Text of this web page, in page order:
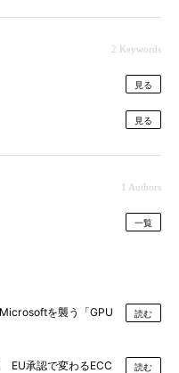
2 Keywords
見る
見る
1 Authors
一覧
を襲う「GPU
読む
EU承認で変わるECC
読む